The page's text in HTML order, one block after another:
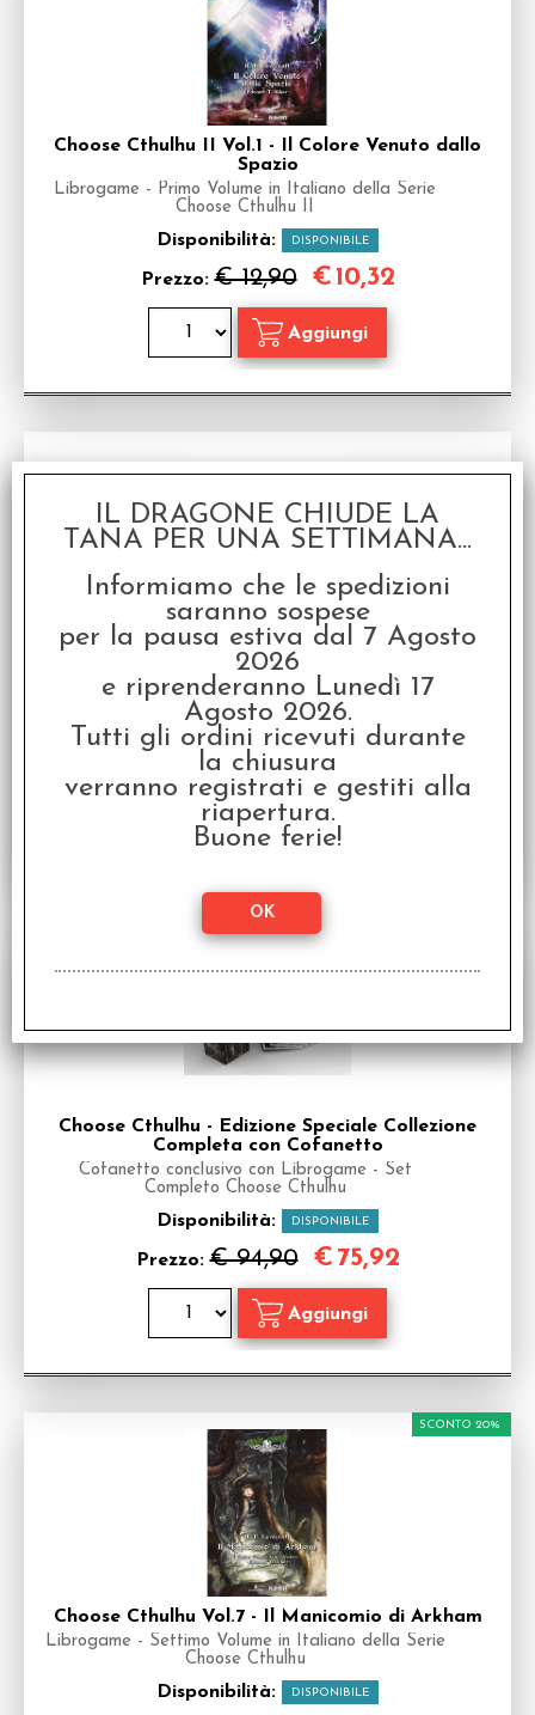
Choose Cthulhu II Vol.1 - Il Colore Venuto dallo
Spazio
Librogame - Primo Volume in Italiano della Serie
Choose Cthulhu II
Disponibilità: DISPONIBILE
Prezzo:€ 12,90 €10,32
Choose Cthulhu II Vol.0 - Edizione Speciale con
Cofanetto
Cofanetto conclusivo con Librogame - Volume
Speciale in Italiano della Serie Choose Cthulhu II
Disponibilità: DISPONIBILE
Prezzo:€24,90
Choose Cthulhu - Edizione Speciale Collezione
Completa con Cofanetto
Cofanetto conclusivo con Librogame - Set
Completo Choose Cthulhu
Disponibilità: DISPONIBILE
Prezzo:€ 94,90 € 75,92
Choose Cthulhu Vol.7 - Il Manicomio di Arkham
Librogame - Settimo Volume in Italiano della Serie
Choose Cthulhu
Disponibilità: DISPONIBILE
SCONTO 20%
IL DRAGONE CHIUDE LA
TANA PER UNA SETTIMANA...
Informiamo che le spedizioni
saranno sospese
per la pausa estiva dal 7 Agosto
2026
e riprenderanno Lunedì 17
Agosto 2026.
Tutti gli ordini ricevuti durante
la chiusura
verranno registrati e gestiti alla
riapertura.
Buone ferie!